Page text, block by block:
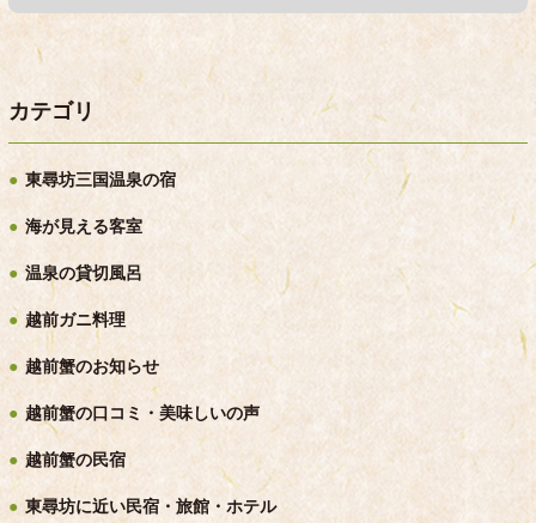
カテゴリ
東尋坊三国温泉の宿
海が見える客室
温泉の貸切風呂
越前ガニ料理
越前蟹のお知らせ
越前蟹の口コミ・美味しいの声
越前蟹の民宿
東尋坊に近い民宿・旅館・ホテル